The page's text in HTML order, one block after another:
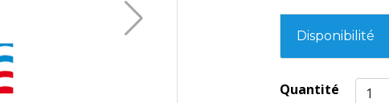
Disponibilité
Quantité